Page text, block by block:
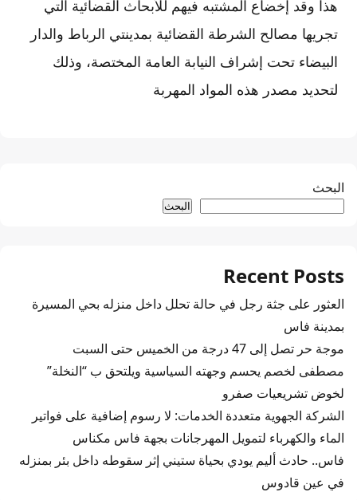
هذا وقد إخضاع المشتبه فيهم للأبحاث القضائية التي
تجريها مصالح الشرطة القضائية بمدينتي الرباط والدار
البيضاء تحت إشراف النيابة العامة المختصة، وذلك
لتحديد مصدر هذه المواد المهربة
البحث
البحث
Recent Posts
العثور على جثة رجل في حالة تحلل داخل منزله بحي المسيرة
بمدينة فاس
موجة حر تصل إلى 47 درجة من الخميس حتى السبت
مصطفى لخصم يحسم وجهته السياسية ويلتحق ب “النخلة”
لخوض تشريعيات صفرو
الشركة الجهوية متعددة الخدمات: لا رسوم إضافية على فواتير
الماء والكهرباء لتمويل المهرجانات بجهة فاس مكناس
فاس.. حادث أليم يودي بحياة ستيني إثر سقوطه داخل بئر بمنزله
في عين قادوس